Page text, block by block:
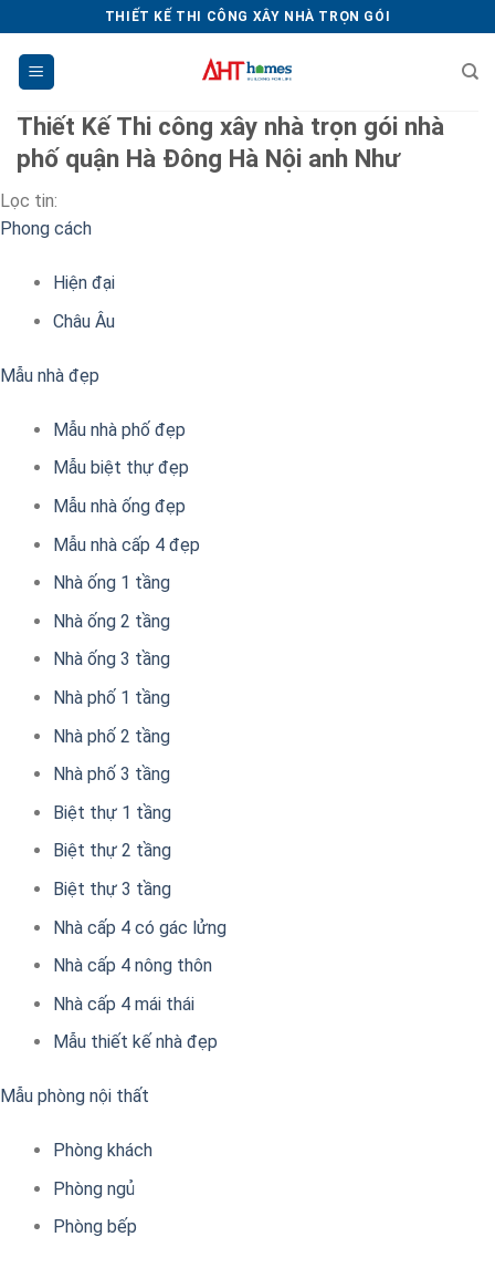
dung
THIẾT KẾ THI CÔNG XÂY NHÀ TRỌN GÓI
Thiết Kế Thi công xây nhà trọn gói nhà
phố quận Hà Đông Hà Nội anh Như
Lọc tin:
Phong cách
Hiện đại
Châu Âu
Mẫu nhà đẹp
Mẫu nhà phố đẹp
Mẫu biệt thự đẹp
Mẫu nhà ống đẹp
Mẫu nhà cấp 4 đẹp
Nhà ống 1 tầng
Nhà ống 2 tầng
Nhà ống 3 tầng
Nhà phố 1 tầng
Nhà phố 2 tầng
Nhà phố 3 tầng
Biệt thự 1 tầng
Biệt thự 2 tầng
Biệt thự 3 tầng
Nhà cấp 4 có gác lửng
Nhà cấp 4 nông thôn
Nhà cấp 4 mái thái
Mẫu thiết kế nhà đẹp
Mẫu phòng nội thất
Phòng khách
Phòng ngủ
Phòng bếp